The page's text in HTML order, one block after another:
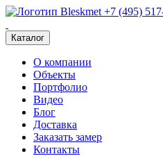
+7 (495)
Каталог
О компании
Объекты
Портфолио
Видео
Блог
Доставка
Заказать замер
Контакты